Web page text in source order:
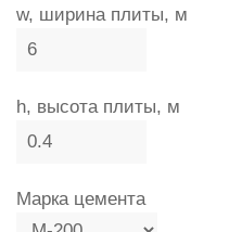
w, ширина плиты, м
h, высота плиты, м
Марка цемента